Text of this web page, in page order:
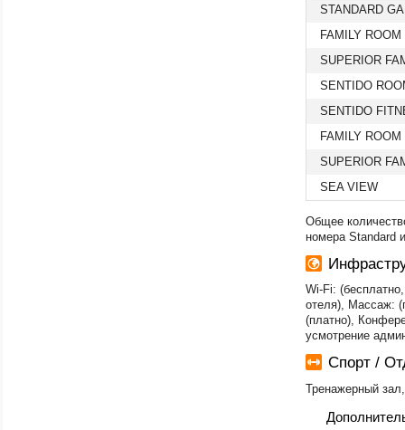
STANDARD
FAMILY ROOM
SUPERIOR
SENTIDO
SENTIDO
FAMILY
SUPERIOR
SEA VIEW
Общее
номера Standard
Wi-Fi:
отеля), Массаж:
(платно),
усмотрение
Спорт /
Тренажерный